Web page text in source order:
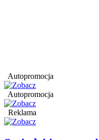
Autopromocja
Autopromocja
Reklama